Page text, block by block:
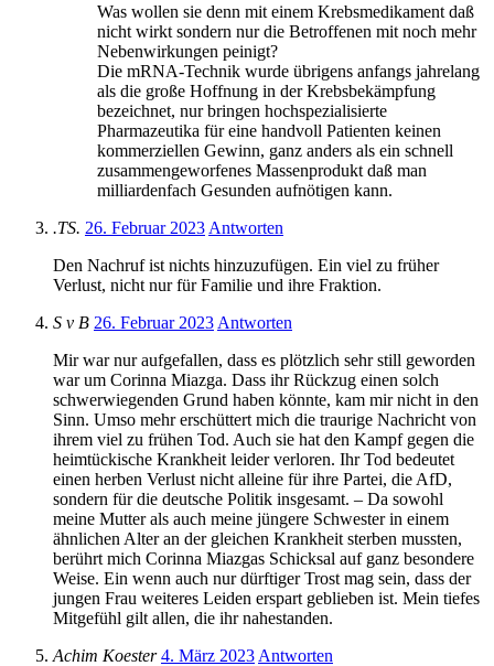
Was wollen sie denn mit einem Krebsmedikament daß
nicht wirkt sondern nur die Betroffenen mit noch mehr
Nebenwirkungen peinigt?
Die mRNA-Technik wurde übrigens anfangs jahrelang
als die große Hoffnung in der Krebsbekämpfung
bezeichnet, nur bringen hochspezialisierte
Pharmazeutika für eine handvoll Patienten keinen
kommerziellen Gewinn, ganz anders als ein schnell
zusammengeworfenes Massenprodukt daß man
milliardenfach Gesunden aufnötigen kann.
.TS. 26. Februar 2023 Antworten
Den Nachruf ist nichts hinzuzufügen. Ein viel zu früher
Verlust, nicht nur für Familie und ihre Fraktion.
S v B 26. Februar 2023 Antworten
Mir war nur aufgefallen, dass es plötzlich sehr still geworden
war um Corinna Miazga. Dass ihr Rückzug einen solch
schwerwiegenden Grund haben könnte, kam mir nicht in den
Sinn. Umso mehr erschüttert mich die traurige Nachricht von
ihrem viel zu frühen Tod. Auch sie hat den Kampf gegen die
heimtückische Krankheit leider verloren. Ihr Tod bedeutet
einen herben Verlust nicht alleine für ihre Partei, die AfD,
sondern für die deutsche Politik insgesamt. – Da sowohl
meine Mutter als auch meine jüngere Schwester in einem
ähnlichen Alter an der gleichen Krankheit sterben mussten,
berührt mich Corinna Miazgas Schicksal auf ganz besondere
Weise. Ein wenn auch nur dürftiger Trost mag sein, dass der
jungen Frau weiteres Leiden erspart geblieben ist. Mein tiefes
Mitgefühl gilt allen, die ihr nahestanden.
Achim Koester 4. März 2023 Antworten